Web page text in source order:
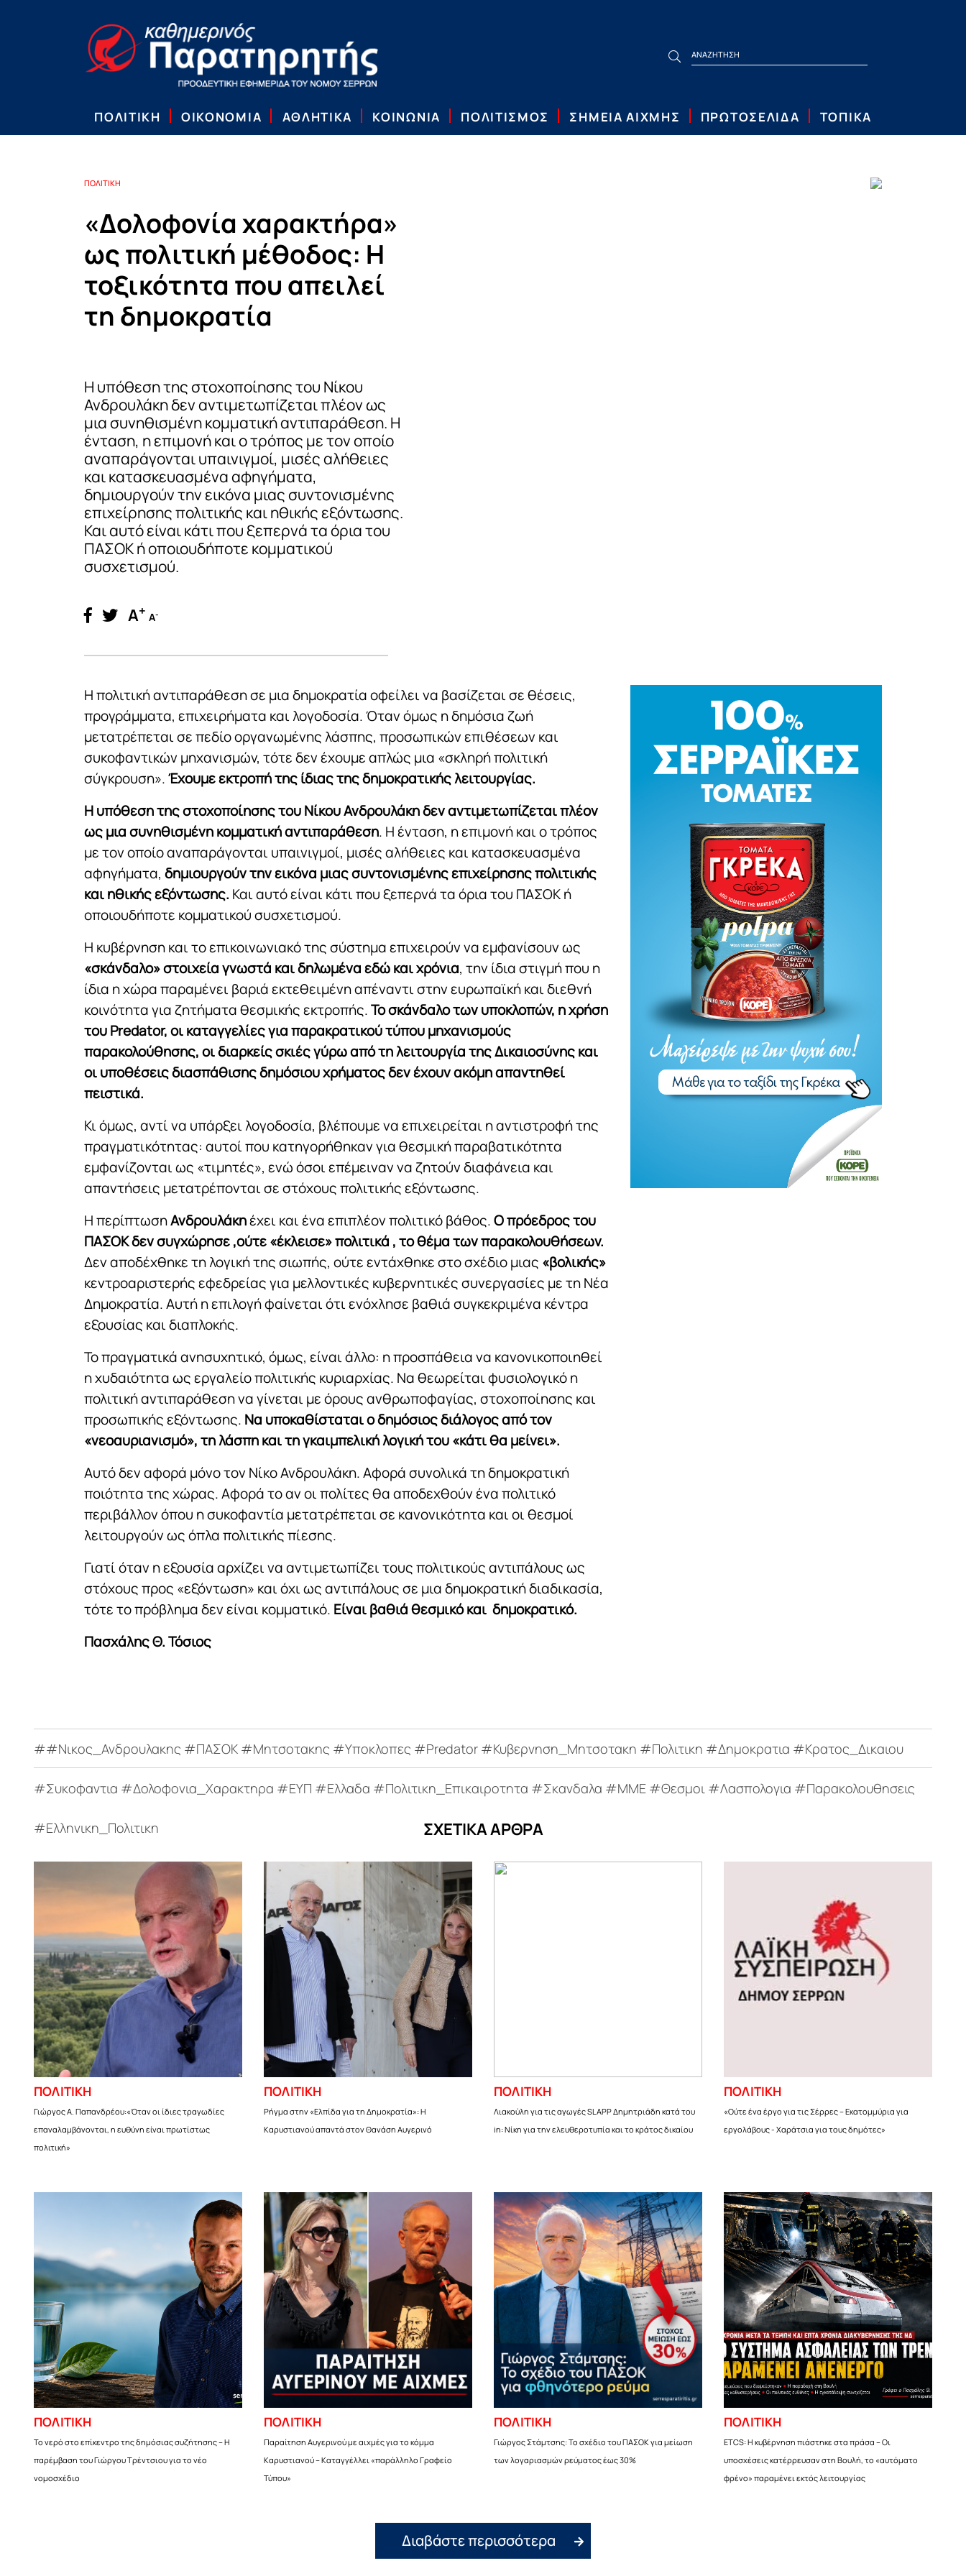
ΠΟΛΙΤΙΚΗ ΟΙΚΟΝΟΜΙΑ ΑΘΛΗΤΙΚΑ ΚΟΙΝΩΝΙΑ ΠΟΛΙΤΙΣΜΟΣ ΣΗΜΕΙΑ ΑΙΧΜΗΣ ΠΡΩΤΟΣΕΛΙΔΑ ΤΟΠΙΚΑ
ΠΟΛΙΤΙΚΗ
«Δολοφονία χαρακτήρα»
ως πολιτική μέθοδος: Η
τοξικότητα που απειλεί
τη δημοκρατία
Η υπόθεση της στοχοποίησης του Νίκου
Ανδρουλάκη δεν αντιμετωπίζεται πλέον ως
μια συνηθισμένη κομματική αντιπαράθεση. Η
ένταση, η επιμονή και ο τρόπος με τον οποίο
αναπαράγονται υπαινιγμοί, μισές αλήθειες
και κατασκευασμένα αφηγήματα,
δημιουργούν την εικόνα μιας συντονισμένης
επιχείρησης πολιτικής και ηθικής εξόντωσης.
Και αυτό είναι κάτι που ξεπερνά τα όρια του
ΠΑΣΟΚ ή οποιουδήποτε κομματικού
συσχετισμού.
A+ A-
Η πολιτική αντιπαράθεση σε μια δημοκρατία οφείλει να βασίζεται σε θέσεις,
προγράμματα, επιχειρήματα και λογοδοσία. Όταν όμως η δημόσια ζωή
μετατρέπεται σε πεδίο οργανωμένης λάσπης, προσωπικών επιθέσεων και
συκοφαντικών μηχανισμών, τότε δεν έχουμε απλώς μια «σκληρή πολιτική
σύγκρουση».Έχουμε εκτροπή της ίδιας της δημοκρατικής λειτουργίας.
Η υπόθεση της στοχοποίησης του Νίκου Ανδρουλάκη δεν αντιμετωπίζεται πλέον
ως μια συνηθισμένη κομματική αντιπαράθεση. Η ένταση, η επιμονή και ο τρόπος
με τον οποίο αναπαράγονται υπαινιγμοί, μισές αλήθειες και κατασκευασμένα
αφηγήματα, δημιουργούν την εικόνα μιας συντονισμένης επιχείρησης πολιτικής
και ηθικής εξόντωσης. Και αυτό είναι κάτι που ξεπερνά τα όρια του ΠΑΣΟΚ ή
οποιουδήποτε κομματικού συσχετισμού.
Η κυβέρνηση και το επικοινωνιακό της σύστημα επιχειρούν να εμφανίσουν ως
«σκάνδαλο» στοιχεία γνωστά και δηλωμένα εδώ και χρόνια, την ίδια στιγμή που η
ίδια η χώρα παραμένει βαριά εκτεθειμένη απέναντι στην ευρωπαϊκή και διεθνή
κοινότητα για ζητήματα θεσμικής εκτροπής.Το σκάνδαλο των υποκλοπών, η χρήση
του Predator, οι καταγγελίες για παρακρατικού τύπου μηχανισμούς
παρακολούθησης, οι διαρκείς σκιές γύρω από τη λειτουργία της Δικαιοσύνης και
οι υποθέσεις διασπάθισης δημόσιου χρήματος δεν έχουν ακόμη απαντηθεί
πειστικά.
Κι όμως, αντί να υπάρξει λογοδοσία, βλέπουμε να επιχειρείται η αντιστροφή της
πραγματικότητας: αυτοί που κατηγορήθηκαν για θεσμική παραβατικότητα
εμφανίζονται ως «τιμητές», ενώ όσοι επέμειναν να ζητούν διαφάνεια και
απαντήσεις μετατρέπονται σε στόχους πολιτικής εξόντωσης.
Η περίπτωσηΑνδρουλάκηέχει και ένα επιπλέον πολιτικό βάθος.Ο πρόεδρος του
ΠΑΣΟΚ δεν συγχώρησε ,ούτε «έκλεισε» πολιτικά , το θέμα των παρακολουθήσεων.
Δεν αποδέχθηκε τη λογική της σιωπής, ούτε εντάχθηκε στο σχέδιο μιας «βολικής»
κεντροαριστερής εφεδρείας για μελλοντικές κυβερνητικές συνεργασίες με τη Νέα
Δημοκρατία. Αυτή η επιλογή φαίνεται ότι ενόχλησε βαθιά συγκεκριμένα κέντρα
εξουσίας και διαπλοκής.
Το πραγματικά ανησυχητικό, όμως, είναι άλλο: η προσπάθεια να κανονικοποιηθεί
η χυδαιότητα ως εργαλείο πολιτικής κυριαρχίας. Να θεωρείται φυσιολογικό η
πολιτική αντιπαράθεση να γίνεται με όρους ανθρωποφαγίας, στοχοποίησης και
προσωπικής εξόντωσης. Να υποκαθίσταται ο δημόσιος διάλογος από τον
«νεοαυριανισμό», τη λάσπη και τη γκαιμπελική λογική του «κάτι θα μείνει».
Αυτό δεν αφορά μόνο τον Νίκο Ανδρουλάκη. Αφορά συνολικά τη δημοκρατική
ποιότητα της χώρας. Αφορά το αν οι πολίτες θα αποδεχθούν ένα πολιτικό
περιβάλλον όπου η συκοφαντία μετατρέπεται σε κανονικότητα και οι θεσμοί
λειτουργούν ως όπλα πολιτικής πίεσης.
Γιατί όταν η εξουσία αρχίζει να αντιμετωπίζει τους πολιτικούς αντιπάλους ως
στόχους προς «εξόντωση» και όχι ως αντιπάλους σε μια δημοκρατική διαδικασία,
τότε το πρόβλημα δεν είναι κομματικό. Είναι βαθιά θεσμικό και δημοκρατικό.
Πασχάλης Θ. Τόσιος
##Νικος_Ανδρουλακης #ΠΑΣΟΚ #Μητσοτακης #Υποκλοπες #Predator #Κυβερνηση_Μητσοτακη #Πολιτικη #Δημοκρατια #Κρατος_Δικαιου
#Συκοφαντια #Δολοφονια_Χαρακτηρα #ΕΥΠ #Ελλαδα #Πολιτικη_Επικαιροτητα #Σκανδαλα #ΜΜΕ #Θεσμοι #Λασπολογια #Παρακολουθησεις
#Ελληνικη_Πολιτικη ΣΧΕΤΙΚΑ ΑΡΘΡΑ
ΠΟΛΙΤΙΚΗ
Γιώργος Α. Παπανδρέου:«Όταν οι ίδιες τραγωδίες
επαναλαμβάνονται, η ευθύνη είναι πρωτίστως
πολιτική»
ΠΟΛΙΤΙΚΗ
Ρήγμα στην «Ελπίδα για τη Δημοκρατία»: Η
Καρυστιανού απαντά στον Θανάση Αυγερινό
ΠΟΛΙΤΙΚΗ
Λιακούλη για τις αγωγές SLAPP Δημητριάδη κατά του
in: Νίκη για την ελευθεροτυπία και το κράτος δικαίου
ΠΟΛΙΤΙΚΗ
«Ούτε ένα έργο για τις Σέρρες – Εκατομμύρια για
εργολάβους - Χαράτσια για τους δημότες»
ΠΟΛΙΤΙΚΗ
Το νερό στο επίκεντρο της δημόσιας συζήτησης – Η
παρέμβαση του Γιώργου Τρέντσιου για το νέο
νομοσχέδιο
ΠΟΛΙΤΙΚΗ
Παραίτηση Αυγερινού με αιχμές για το κόμμα
Καρυστιανού – Καταγγέλλει «παράλληλο Γραφείο
Τύπου»
ΠΟΛΙΤΙΚΗ
Γιώργος Στάμτσης: Το σχέδιο του ΠΑΣΟΚ για μείωση
των λογαριασμών ρεύματος έως 30%
ΠΟΛΙΤΙΚΗ
ETCS: Η κυβέρνηση πιάστηκε στα πράσα – Οι
υποσχέσεις κατέρρευσαν στη Βουλή, το «αυτόματο
φρένο» παραμένει εκτός λειτουργίας
Διαβάστε περισσότερα